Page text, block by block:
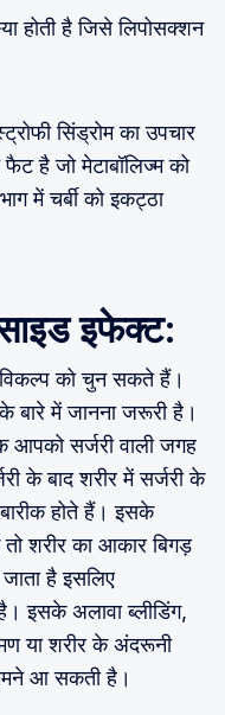
होती है जिसे लिपोसक्शन
सिंड्रोम का उपचार
है जो मेटाबॉलिज्म को
में चर्बी को इकट्ठा
इफेक्ट:
को चुन सकते हैं।
में जानना जरूरी है।
आपको सर्जरी वाली जगह
के बाद शरीर में सर्जरी के
होते हैं। इसके
तो शरीर का आकार बिगड़
है इसलिए
इसके अलावा ब्लीडिंग,
या शरीर के अंदरूनी
आ सकती है।